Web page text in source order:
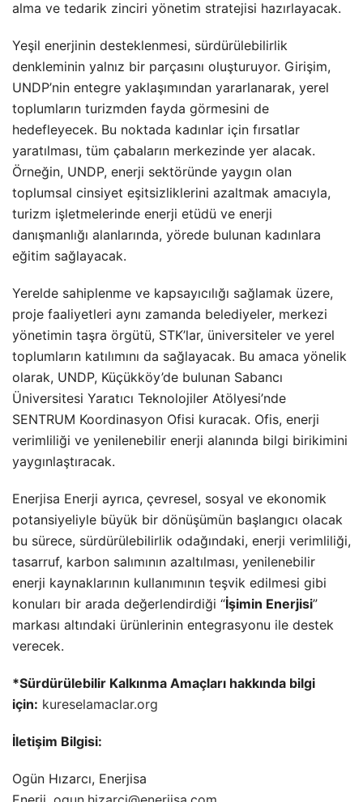
alma ve tedarik zinciri yönetim stratejisi hazırlayacak.
Yeşil enerjinin desteklenmesi, sürdürülebilirlik
denkleminin yalnız bir parçasını oluşturuyor. Girişim,
UNDP’nin entegre yaklaşımından yararlanarak, yerel
toplumların turizmden fayda görmesini de
hedefleyecek. Bu noktada kadınlar için fırsatlar
yaratılması, tüm çabaların merkezinde yer alacak.
Örneğin, UNDP, enerji sektöründe yaygın olan
toplumsal cinsiyet eşitsizliklerini azaltmak amacıyla,
turizm işletmelerinde enerji etüdü ve enerji
danışmanlığı alanlarında, yörede bulunan kadınlara
eğitim sağlayacak.
Yerelde sahiplenme ve kapsayıcılığı sağlamak üzere,
proje faaliyetleri aynı zamanda belediyeler, merkezi
yönetimin taşra örgütü, STK’lar, üniversiteler ve yerel
toplumların katılımını da sağlayacak. Bu amaca yönelik
olarak, UNDP, Küçükköy’de bulunan Sabancı
Üniversitesi Yaratıcı Teknolojiler Atölyesi’nde
SENTRUM Koordinasyon Ofisi kuracak. Ofis, enerji
verimliliği ve yenilenebilir enerji alanında bilgi birikimini
yaygınlaştıracak.
Enerjisa Enerji ayrıca, çevresel, sosyal ve ekonomik
potansiyeliyle büyük bir dönüşümün başlangıcı olacak
bu sürece, sürdürülebilirlik odağındaki, enerji verimliliği,
tasarruf, karbon salımının azaltılması, yenilenebilir
enerji kaynaklarının kullanımının teşvik edilmesi gibi
konuları bir arada değerlendirdiği “İşimin Enerjisi”
markası altındaki ürünlerinin entegrasyonu ile destek
verecek.
*Sürdürülebilir Kalkınma Amaçları hakkında bilgi
için: kureselamaclar.org
İletişim Bilgisi:
Ogün Hızarcı, Enerjisa